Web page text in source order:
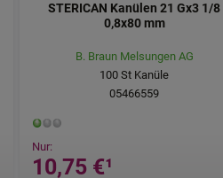
STERICAN Kanülen 21 Gx3 1/8
0,8x80 mm
B. Braun Melsungen AG
100 St Kanüle
05466559
Nur:
10,75 €¹